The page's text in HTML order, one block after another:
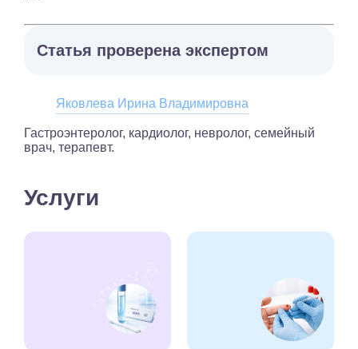
Статья проверена экспертом
Яковлева Ирина Владимировна
Гастроэнтеролог, кардиолог, невролог, семейный
врач, терапевт.
Услуги